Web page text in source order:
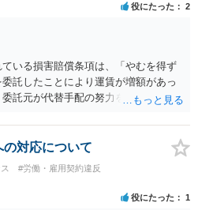
むしろ事務所から、解約など認めら
が請求を受ける立場にあります。 そ
の頭金の回収を諦めている相談者様
の意思を確実に伝え、4月以前どおり
ということになります。 他方、解約
ッスン料残金の支払の請求をした上
もありえます。 相談者様としては、
と思います。 ひとまずは、契約解除
所に内容証明郵便で解除の意思を伝
役にたった 2
いる損害賠償条項は、「やむを得ず
託したことにより運賃が増額があっ
託元が代替手配の努力をしたことが
て、「責めに帰すべき事由」（帰責
これは、契約上の義務を果たせなかっ
いえるかどうかを問うものです。他の
ても、責任の所在は「帰責事由」に
。 交通事故による体調不良は、事情
対応について
#労働・雇用契約違反
役にたった 1